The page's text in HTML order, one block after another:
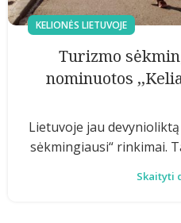
KELIONĖS LIETUVOJE
Turizmo
nominuotos
Lietuvoje jau
sėkmingiausi“ rinkimai.
Skaityti